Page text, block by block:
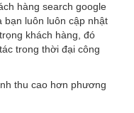
hàng search google
bạn luôn luôn cập nhật
khách hàng, đó
trong thời đại công
thu cao hơn phương